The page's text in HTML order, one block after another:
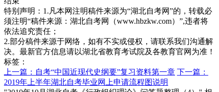
特别声明：1.凡本网注明稿件来源为“湖北自考网”的，转载必
须注明“稿件来源：湖北自考网（www.hbzkw.com）”,违者将
依法追究责任；
2.部分稿件来源于网络，如有不实或侵权，请联系我们沟通解
决。最新官方信息请以湖北省教育考试院及各教育官网为准！
标签：
上一篇：自考“中国近现代史纲要”复习资料第一章 下一篇：
2019年上半年湖北自考毕业网上申请流程图说明